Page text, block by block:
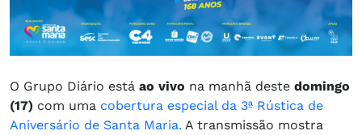
​​​O Grupo Diário está ao vivo na manhã deste domingo
(17) com uma cobertura especial da 3ª Rústica de
Aniversário de Santa Maria. A transmissão mostra